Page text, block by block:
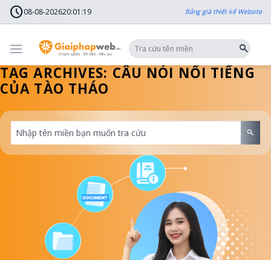
contentschedule08-08-202620:01 :20 Bảng giá thiết kế Website
TAG ARCHIVES: CÂU NÓI NỔI TIẾNG
CỦA TÀO THÁO